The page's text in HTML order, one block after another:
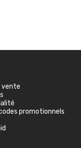
vente
promotionnels